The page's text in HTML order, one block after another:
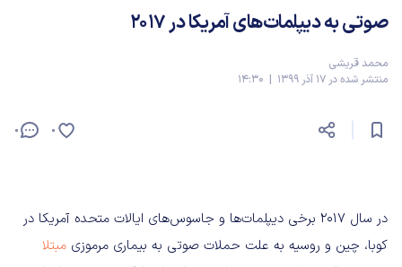
صوتی به دیپلمات‌های آمریکا در ۲۰۱۷
محمد قریشی
منتشر شده در 17 آذر 1399 | 14:30
0 0
در سال ۲۰۱۷ برخی دیپلمات‌ها و جاسوس‌های ایالات متحده آمریکا در
کوبا، چین و روسیه به علت حملات صوتی به بیماری مرموزی مبتلا